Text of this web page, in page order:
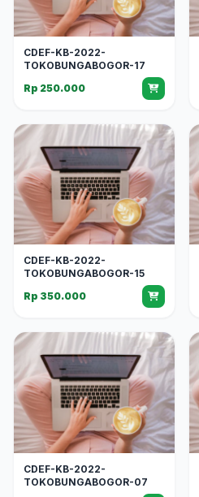
CDEF-KB-2022-
TOKOBUNGABOGOR-17
Rp 250.000
CDEF-KB-2022-
TOKOBUNGABOGOR-15
Rp 350.000
CDEF-KB-2022-
TOKOBUNGABOGOR-07